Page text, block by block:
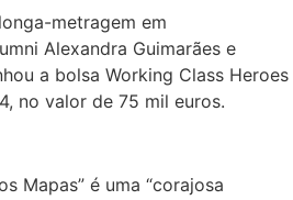
metragem em
Alexandra Guimarães e
a bolsa Working Class Heroes
no valor de 75 mil euros.
Mapas” é uma “corajosa